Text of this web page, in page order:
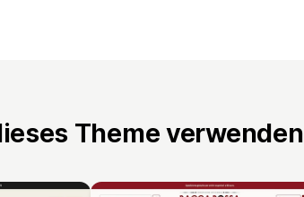
Theme verwenden